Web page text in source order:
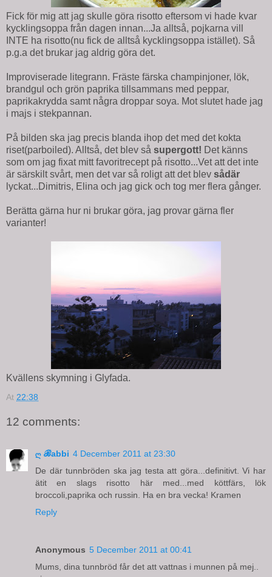
Fick för mig att jag skulle göra risotto eftersom vi hade kvar
kycklingsoppa från dagen innan...Ja alltså, pojkarna vill
INTE ha risotto(nu fick de alltså kycklingsoppa istället). Så
p.g.a det brukar jag aldrig göra det.
Improviserade litegrann. Fräste färska champinjoner, lök,
brandgul och grön paprika tillsammans med peppar,
paprikakrydda samt några droppar soya. Mot slutet hade jag
i majs i stekpannan.
På bilden ska jag precis blanda ihop det med det kokta
riset(parboiled). Alltså, det blev så supergott! Det känns
som om jag fixat mitt favoritrecept på risotto...Vet att det inte
är särskilt svårt, men det var så roligt att det blev sådär
lyckat...Dimitris, Elina och jag gick och tog mer flera gånger.
Berätta gärna hur ni brukar göra, jag provar gärna fler
varianter!
Kvällens skymning i Glyfada.
At 22:38
12 comments:
ღ ℬabbi 4 December 2011 at 23:30
De där tunnbröden ska jag testa att göra...definitivt. Vi har
ätit en slags risotto här med...med köttfärs, lök
broccoli,paprika och russin. Ha en bra vecka! Kramen
Reply
Anonymous 5 December 2011 at 00:41
Mums, dina tunnbröd får det att vattnas i munnen på mej..